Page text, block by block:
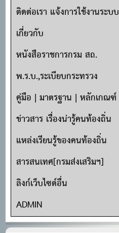
ติดต่อเรา แจ้งการใช้งานระบบ
เกี่ยวกับ
หนังสือราชการกรม สถ.
พ.ร.บ.,ระเบียบกระทรวง
คู่มือ | มาตรฐาน | หลักเกณฑ์
ข่าวสาร เรื่องน่ารู้คนท้องถิ่น
แหล่งเรียนรู้ของคนท้องถิ่น
สารสนเทศ[กรมส่งเสริมฯ]
ลิงก์เว็บไซต์อื่น
ADMIN